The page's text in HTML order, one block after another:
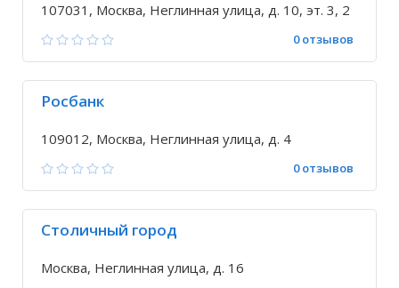
107031, Москва, Неглинная улица, д. 10, эт. 3, 2
0 отзывов
Росбанк
109012, Москва, Неглинная улица, д. 4
0 отзывов
Столичный город
Москва, Неглинная улица, д. 16